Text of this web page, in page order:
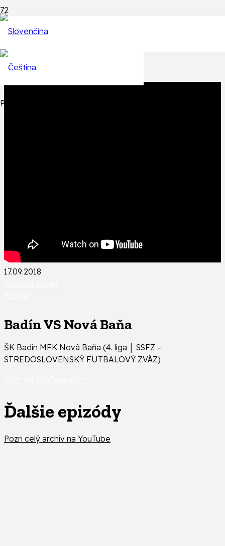
Produkt
Epizódy
Späť na zoznam epizód
17.09.2018
Badín VS Nová Baňa
ŠK Badín MFK Nová Baňa (4. liga │ SSFZ –
STREDOSLOVENSKÝ FUTBALOVÝ ZVÄZ)
Ďalšie epizódy
Pozri celý archív na YouTube